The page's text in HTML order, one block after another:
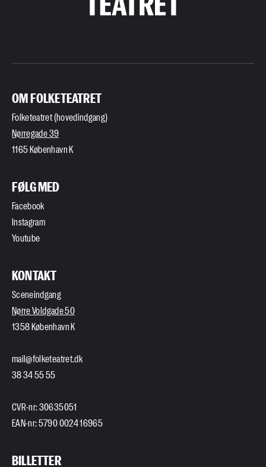
OM FOLKETEATRET
Folketeatret (hovedindgang)
Nørregade 39
1165 København K
FØLG MED
Facebook
Instagram
Youtube
KONTAKT
Sceneindgang
Nørre Voldgade 50
1358 København K
mail@folketeatret.dk
38 34 55 55
CVR-nr: 30635051
EAN-nr: 5790 0024 16965
BILLETTER